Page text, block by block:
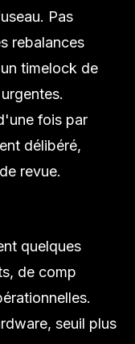
Pas
rebalances
timelock de
fois par
délibéré,
revue.
quelques
de comp
seuil plus